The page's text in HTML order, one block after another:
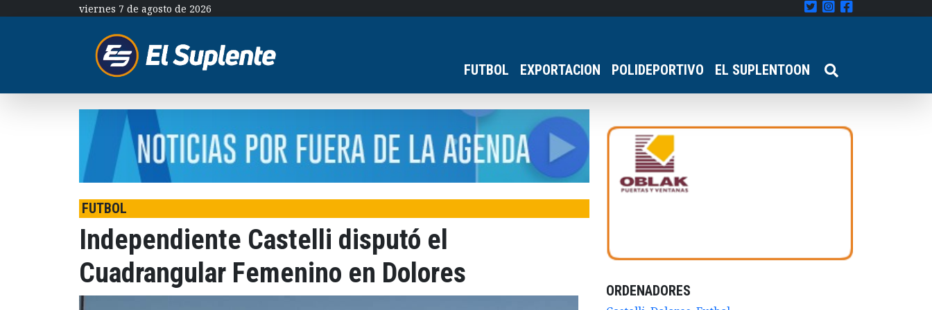
viernes 7 de agosto de 2026
FUTBOL EXPORTACION POLIDEPORTIVO EL SUPLENTOON
FUTBOL
Independiente Castelli disputó el
Cuadrangular Femenino en Dolores
ORDENADORES